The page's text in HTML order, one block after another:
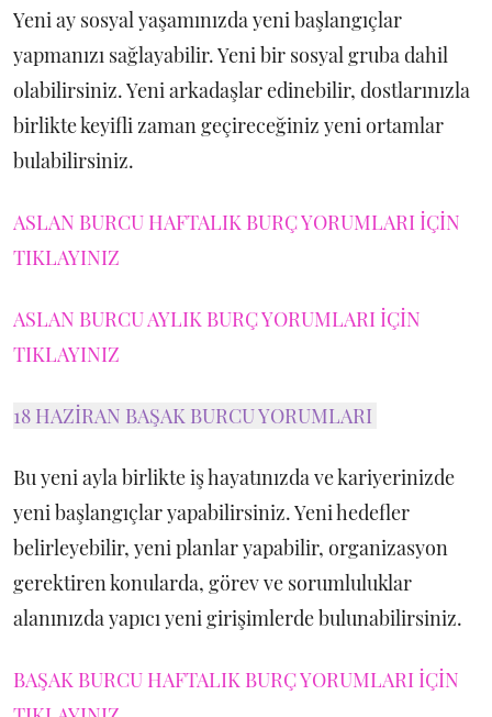
Yeni ay sosyal yaşamınızda yeni başlangıçlar
yapmanızı sağlayabilir. Yeni bir sosyal gruba dahil
olabilirsiniz. Yeni arkadaşlar edinebilir, dostlarınızla
birlikte keyifli zaman geçireceğiniz yeni ortamlar
bulabilirsiniz.
ASLAN BURCU HAFTALIK BURÇ YORUMLARI İÇİN
TIKLAYINIZ
ASLAN BURCU AYLIK BURÇ YORUMLARI İÇİN
TIKLAYINIZ
18 HAZİRAN BAŞAK BURCU YORUMLARI
Bu yeni ayla birlikte iş hayatınızda ve kariyerinizde
yeni başlangıçlar yapabilirsiniz. Yeni hedefler
belirleyebilir, yeni planlar yapabilir, organizasyon
gerektiren konularda, görev ve sorumluluklar
alanınızda yapıcı yeni girişimlerde bulunabilirsiniz.
BAŞAK BURCU HAFTALIK BURÇ YORUMLARI İÇİN